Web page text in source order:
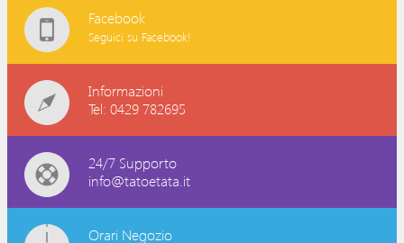
Facebook
Seguici su Facebook!
Informazioni
Tel: 0429 782695
24/7 Supporto
info@tatoetata.it
Orari Negozio